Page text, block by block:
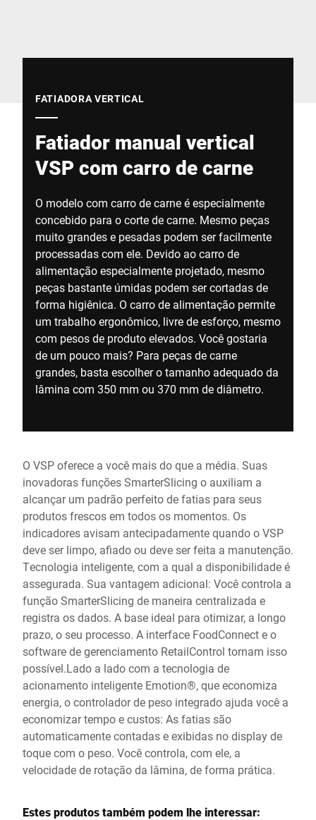
FATIADORA VERTICAL
Fatiador manual vertical
VSP com carro de carne
O modelo com carro de carne é especialmente
concebido para o corte de carne. Mesmo peças
muito grandes e pesadas podem ser facilmente
processadas com ele. Devido ao carro de
alimentação especialmente projetado, mesmo
peças bastante úmidas podem ser cortadas de
forma higiênica. O carro de alimentação permite
um trabalho ergonômico, livre de esforço, mesmo
com pesos de produto elevados. Você gostaria
de um pouco mais? Para peças de carne
grandes, basta escolher o tamanho adequado da
lâmina com 350 mm ou 370 mm de diâmetro.
O VSP oferece a você mais do que a média. Suas
inovadoras funções SmarterSlicing o auxiliam a
alcançar um padrão perfeito de fatias para seus
produtos frescos em todos os momentos. Os
indicadores avisam antecipadamente quando o VSP
deve ser limpo, afiado ou deve ser feita a manutenção.
Tecnologia inteligente, com a qual a disponibilidade é
assegurada. Sua vantagem adicional: Você controla a
função SmarterSlicing de maneira centralizada e
registra os dados. A base ideal para otimizar, a longo
prazo, o seu processo. A interface FoodConnect e o
software de gerenciamento RetailControl tornam isso
possível.Lado a lado com a tecnologia de
acionamento inteligente Emotion®, que economiza
energia, o controlador de peso integrado ajuda você a
economizar tempo e custos: As fatias são
automaticamente contadas e exibidas no display de
toque com o peso. Você controla, com ele, a
velocidade de rotação da lâmina, de forma prática.
Estes produtos também podem lhe interessar: